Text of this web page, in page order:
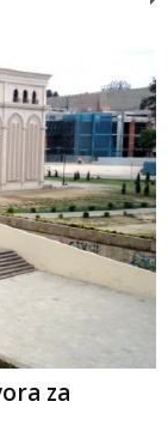
za